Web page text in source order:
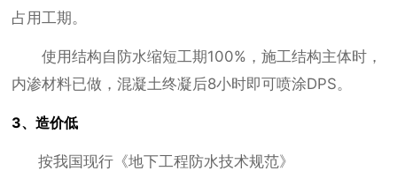
占用工期。
使用结构自防水缩短工期100%，施工结构主体时，
内渗材料已做，混凝土终凝后8小时即可喷涂DPS。
3、造价低
按我国现行《地下工程防水技术规范》